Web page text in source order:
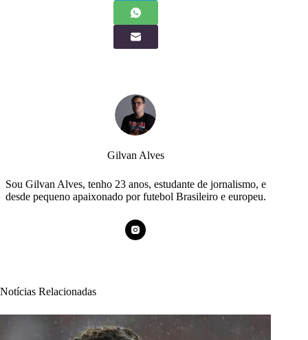
Gilvan Alves
Sou Gilvan Alves, tenho 23 anos, estudante de jornalismo, e
desde pequeno apaixonado por futebol Brasileiro e europeu.
Notícias Relacionadas